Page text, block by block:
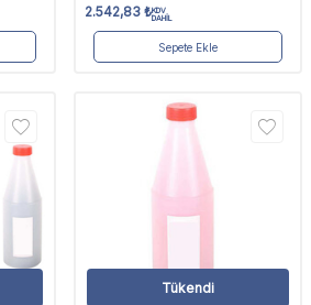
2.542,83 ₺KDV
DAHİL
Sepete Ekle
Tükendi